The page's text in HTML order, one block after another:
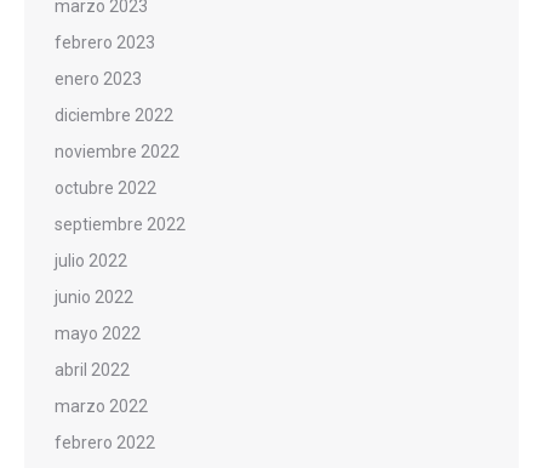
marzo 2023
febrero 2023
enero 2023
diciembre 2022
noviembre 2022
octubre 2022
septiembre 2022
julio 2022
junio 2022
mayo 2022
abril 2022
marzo 2022
febrero 2022